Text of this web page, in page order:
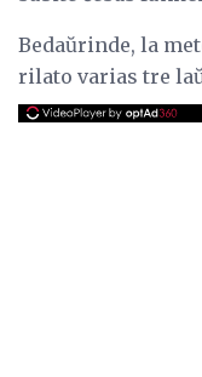
Bedaŭrinde, la
rilato varias tre